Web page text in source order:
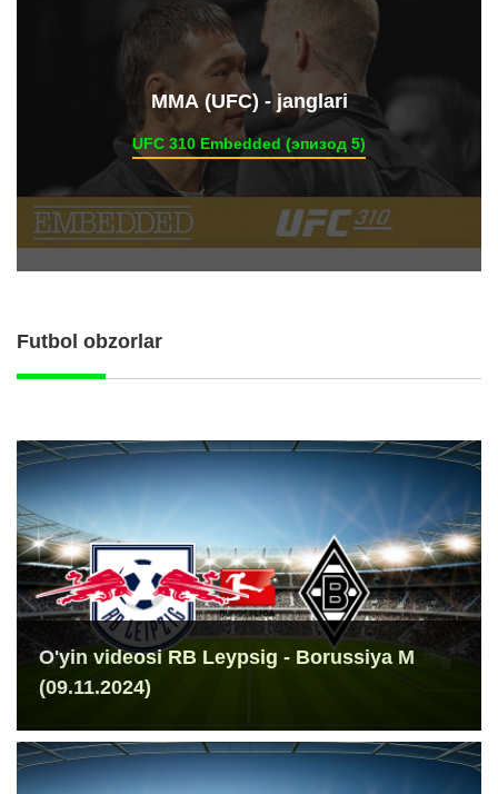
ММА (UFC) - janglari
UFC 310 Embedded (эпизод 5)
Futbol obzorlar
O'yin videosi RB Leypsig - Borussiya M
(09.11.2024)